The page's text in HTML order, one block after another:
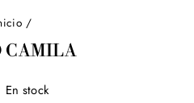
/
CAMILA
En stock